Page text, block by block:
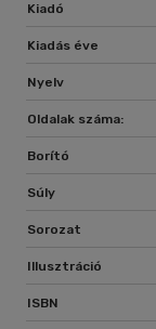
Kiadó
Kiadás éve
Nyelv
Oldalak száma:
Borító
Súly
Sorozat
Illusztráció
ISBN